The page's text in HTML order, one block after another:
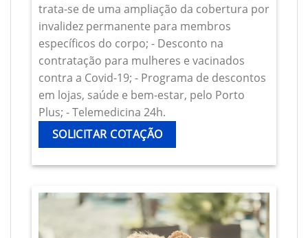
trata-se de uma ampliação da cobertura por
invalidez permanente para membros
específicos do corpo; - Desconto na
contratação para mulheres e vacinados
contra a Covid-19; - Programa de descontos
em lojas, saúde e bem-estar, pelo Porto
Plus; - Telemedicina 24h.
SOLICITAR COTAÇÃO